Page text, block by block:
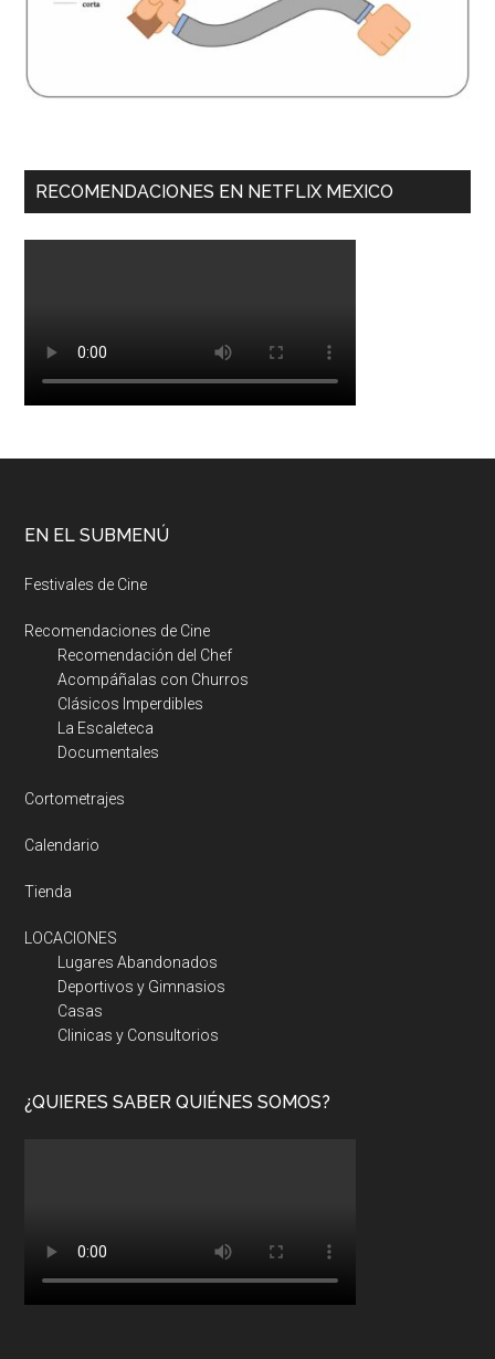
RECOMENDACIONES EN NETFLIX MEXICO
EN EL SUBMENÚ
Festivales de Cine
Recomendaciones de Cine
Recomendación del Chef
Acompáñalas con Churros
Clásicos Imperdibles
La Escaleteca
Documentales
Cortometrajes
Calendario
Tienda
LOCACIONES
Lugares Abandonados
Deportivos y Gimnasios
Casas
Clinicas y Consultorios
¿QUIERES SABER QUIÉNES SOMOS?